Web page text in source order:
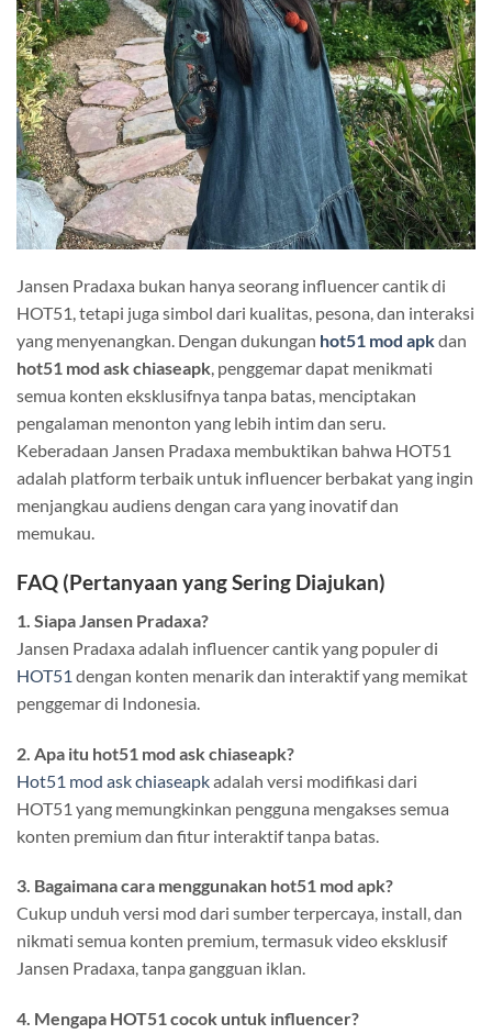
Jansen Pradaxa bukan hanya seorang influencer cantik di
HOT51, tetapi juga simbol dari kualitas, pesona, dan interaksi
yang menyenangkan. Dengan dukungan hot51 mod apkdan
hot51 mod ask chiaseapk, penggemar dapat menikmati
semua konten eksklusifnya tanpa batas, menciptakan
pengalaman menonton yang lebih intim dan seru.
Keberadaan Jansen Pradaxa membuktikan bahwa HOT51
adalah platform terbaik untuk influencer berbakat yang ingin
menjangkau audiens dengan cara yang inovatif dan
memukau.
FAQ (Pertanyaan yang Sering Diajukan)
1. Siapa Jansen Pradaxa?
Jansen Pradaxa adalah influencer cantik yang populer di
HOT51 dengan konten menarik dan interaktif yang memikat
penggemar di Indonesia.
2. Apa itu hot51 mod ask chiaseapk?
Hot51 mod ask chiaseapkadalah versi modifikasi dari
HOT51 yang memungkinkan pengguna mengakses semua
konten premium dan fitur interaktif tanpa batas.
3. Bagaimana cara menggunakan hot51 mod apk?
Cukup unduh versi mod dari sumber terpercaya, install, dan
nikmati semua konten premium, termasuk video eksklusif
Jansen Pradaxa, tanpa gangguan iklan.
4. Mengapa HOT51 cocok untuk influencer?